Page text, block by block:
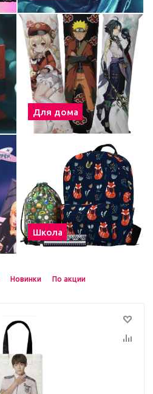
Для дома
Школа
Новинки По акции